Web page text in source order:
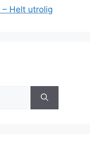
Helt utrolig